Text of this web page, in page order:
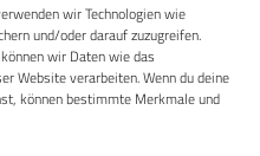
wir Technologien wie
und/oder darauf zuzugreifen.
wir Daten wie das
Website verarbeiten. Wenn du deine
können bestimmte Merkmale und
war er gemeinsam mit
für die Abnahme des
zuständig (15). Dabei
mit dem
Kenntnissen der